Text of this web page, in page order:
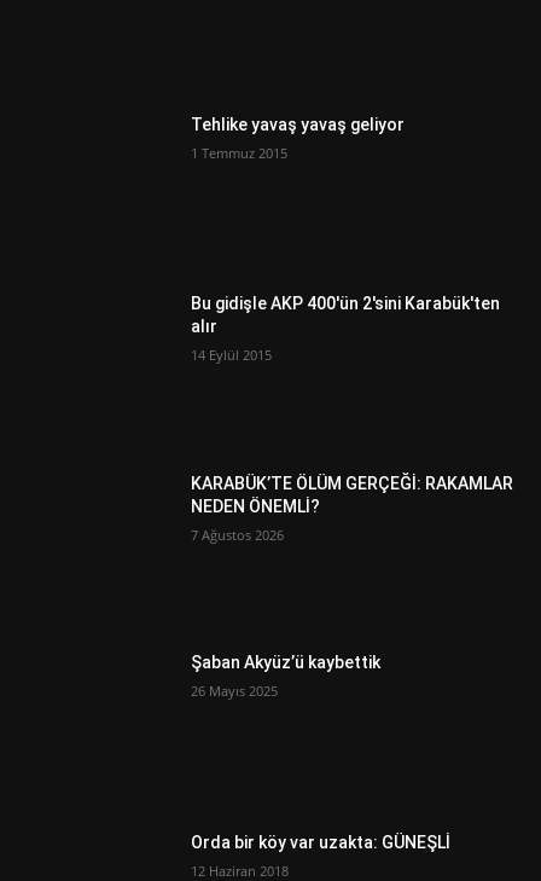
Tehlike yavaş yavaş geliyor
1 Temmuz 2015
Bu gidişle AKP 400'ün 2'sini Karabük'ten
alır
14 Eylül 2015
KARABÜK’TE ÖLÜM GERÇEĞİ: RAKAMLAR
NEDEN ÖNEMLİ?
7 Ağustos 2026
Şaban Akyüz’ü kaybettik
26 Mayıs 2025
Orda bir köy var uzakta: GÜNEŞLİ
12 Haziran 2018